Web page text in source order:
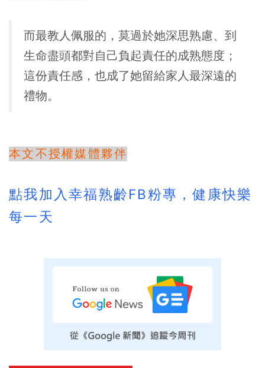
而最教人佩服的，莫過於她深思熟慮、到
生命盡頭都對自己負起責任的成熟態度；
這份責任感，也成了她留給家人最深遠的
禮物。
本文不授權媒體夥伴
點我加入幸福熟齡FB粉專，健康快樂
每一天